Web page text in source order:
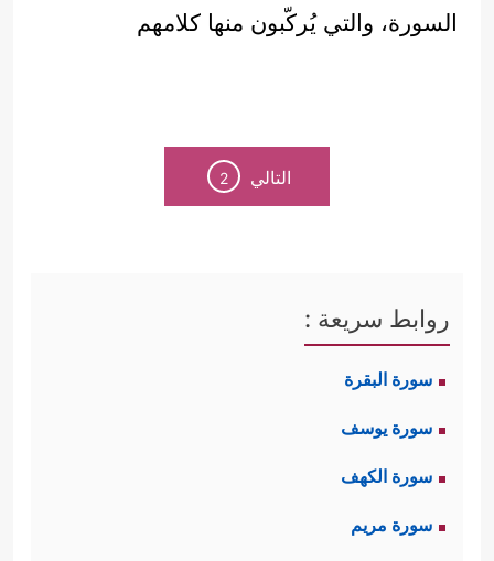
السورة، والتي يُركّبون منها كلامهم
التالي 2
روابط سريعة :
سورة البقرة
سورة يوسف
سورة الكهف
سورة مريم